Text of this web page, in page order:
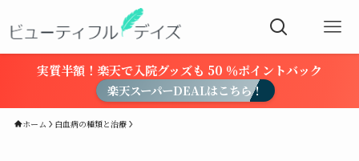
実質半額！楽天で入院グッズも 50 ％ポイントバック
楽天スーパーDEALはこちら！
ホーム 白血病の種類と治療